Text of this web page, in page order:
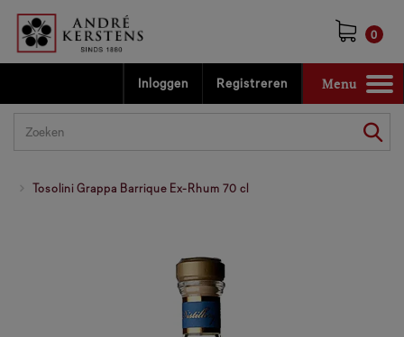
0
Inloggen Registreren
Toggle
navigation
Menu
Tosolini Grappa Barrique Ex-Rhum 70 cl